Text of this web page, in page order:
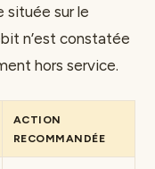
située sur le
n’est constatée
hors service.
ACTION
RECOMMANDÉE